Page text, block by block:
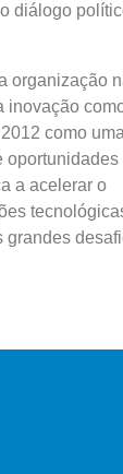
diálogo
organização
inovação
como
a acelerar o
grandes